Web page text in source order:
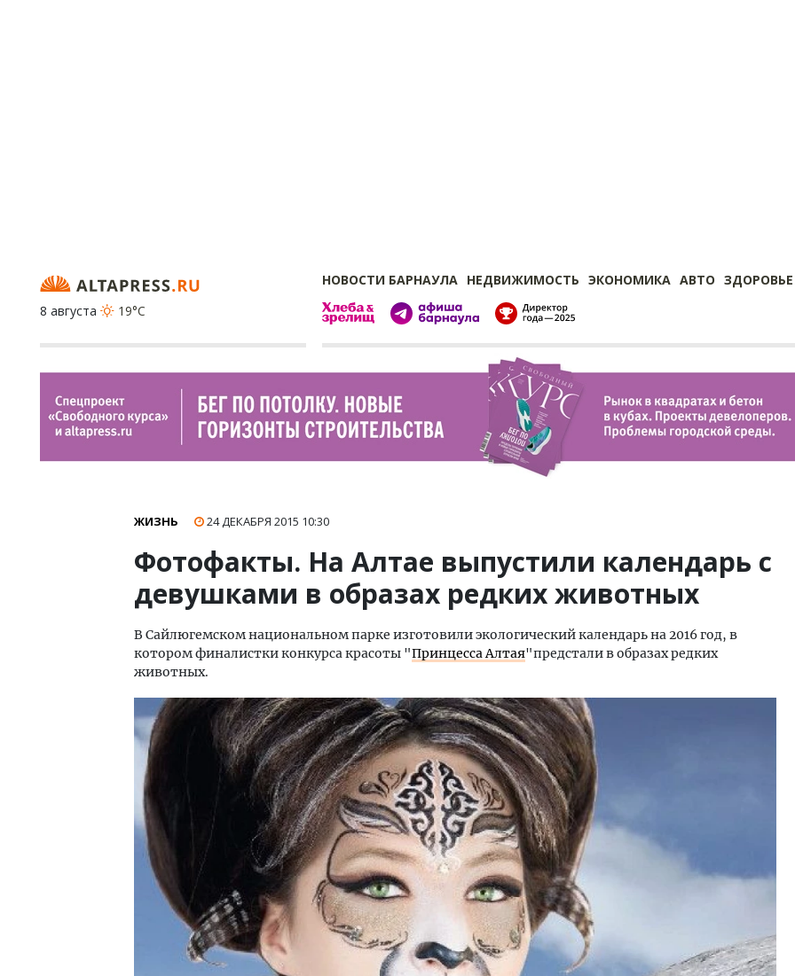
НОВОСТИ БАРНАУЛА НЕДВИЖИМОСТЬ ЭКОНОМИКА АВТО ЗДОРОВЬЕ
8 августа
19°C
ЖИЗНЬ 24 ДЕКАБРЯ 2015 10:30
Фотофакты. На Алтае выпустили календарь с
девушками в образах редких животных
В Сайлюгемском национальном парке изготовили экологический календарь на 2016 год, в
котором финалистки конкурса красоты "Принцесса Алтая"предстали в образах редких
животных.
Ищем новые берега. Гендиректор
«Жилищной инициативы» Юрий
Смелость архитектурных идей.
Генеральный директор компании
Архитектурный код
земли. Мощение